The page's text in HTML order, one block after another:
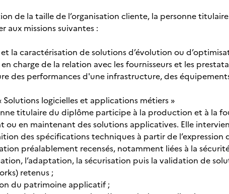
de la taille de l’organisation cliente, la personne
aux missions suivantes :
et la caractérisation de solutions d’évolution ou
en charge de la relation avec les fournisseurs et les
des performances d'une infrastructure, des
Solutions logicielles et applications métiers »
titulaire du diplôme participe à la production et à la
ou en maintenant des solutions applicatives. Elle
des spécifications techniques à partir de
préalablement recensés, notamment liées à la
l’adaptation, la sécurisation puis la validation de
retenus ;
du patrimoine applicatif ;